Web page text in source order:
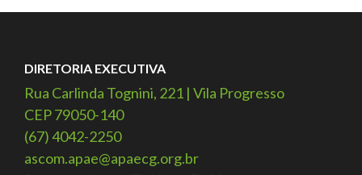
DIRETORIA EXECUTIVA
Rua Carlinda Tognini, 221 | Vila Progresso
CEP 79050-140
(67) 4042-2250
ascom.apae@apaecg.org.br